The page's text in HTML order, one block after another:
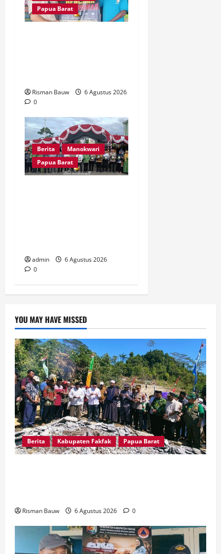
Papua Barat
Risman Bauw
6 Agustus 2026
0
Berita
Manokwari
Papua Barat
admin
6 Agustus 2026
0
YOU MAY HAVE MISSED
Berita Kabupaten Fakfak Papua Barat
Risman Bauw 6 Agustus 2026 0